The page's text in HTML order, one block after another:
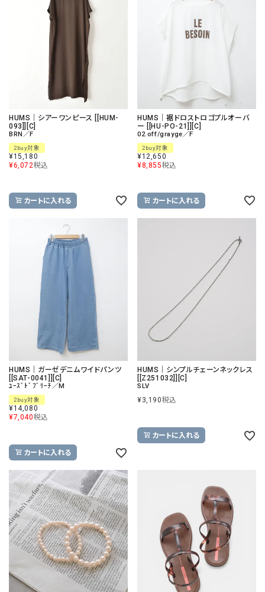
HUMS｜シアーワンピース [[HUM-
093]][C]
BRN／F
2buy対象
¥15,180
¥6,072税込
カートに入れる
HUMS｜裾ドロストロゴプルオーバ
ー [[HU-PO-21]][C]
02.off/grayge／F
2buy対象
¥12,650
¥8,855税込
カートに入れる
HUMS｜ガーゼデニムワイドパンツ
[[SAT-0041]][C]
ﾕｰｽﾞﾄﾞﾌﾞﾘｰﾁ／M
2buy対象
¥14,080
¥7,040税込
カートに入れる
HUMS｜シンプルチェーンネックレス
[[Z251032]][C]
SLV
¥3,190税込
カートに入れる